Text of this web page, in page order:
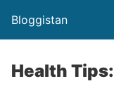
Bloggistan
Health Tips: